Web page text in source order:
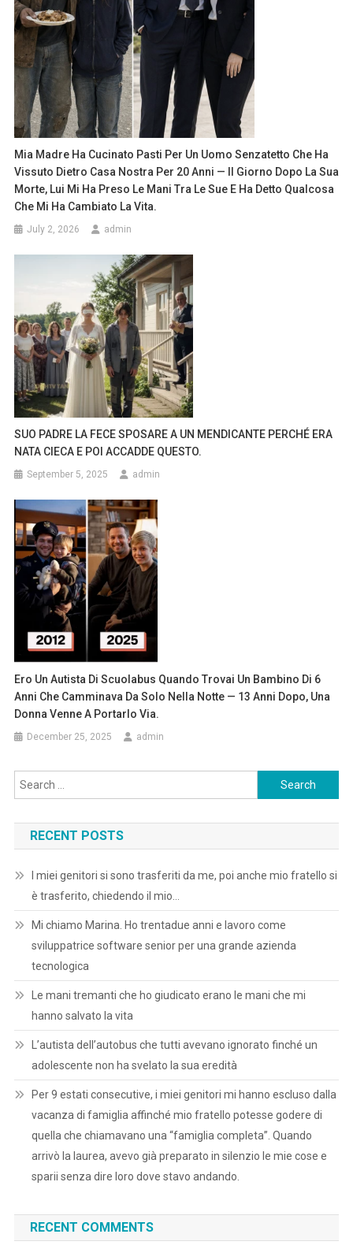
Mia Madre Ha Cucinato Pasti Per Un Uomo Senzatetto Che Ha
Vissuto Dietro Casa Nostra Per 20 Anni — Il Giorno Dopo La Sua
Morte, Lui Mi Ha Preso Le Mani Tra Le Sue E Ha Detto Qualcosa
Che Mi Ha Cambiato La Vita.
July 2, 2026 admin
SUO PADRE LA FECE SPOSARE A UN MENDICANTE PERCHÉ ERA
NATA CIECA E POI ACCADDE QUESTO.
September 5, 2025 admin
Ero Un Autista Di Scuolabus Quando Trovai Un Bambino Di 6
Anni Che Camminava Da Solo Nella Notte — 13 Anni Dopo, Una
Donna Venne A Portarlo Via.
December 25, 2025 admin
Search
for:
RECENT POSTS
I miei genitori si sono trasferiti da me, poi anche mio fratello si
è trasferito, chiedendo il mio…
Mi chiamo Marina. Ho trentadue anni e lavoro come
sviluppatrice software senior per una grande azienda
tecnologica
Le mani tremanti che ho giudicato erano le mani che mi
hanno salvato la vita
L’autista dell’autobus che tutti avevano ignorato finché un
adolescente non ha svelato la sua eredità
Per 9 estati consecutive, i miei genitori mi hanno escluso dalla
vacanza di famiglia affinché mio fratello potesse godere di
quella che chiamavano una “famiglia completa”. Quando
arrivò la laurea, avevo già preparato in silenzio le mie cose e
sparii senza dire loro dove stavo andando.
RECENT COMMENTS